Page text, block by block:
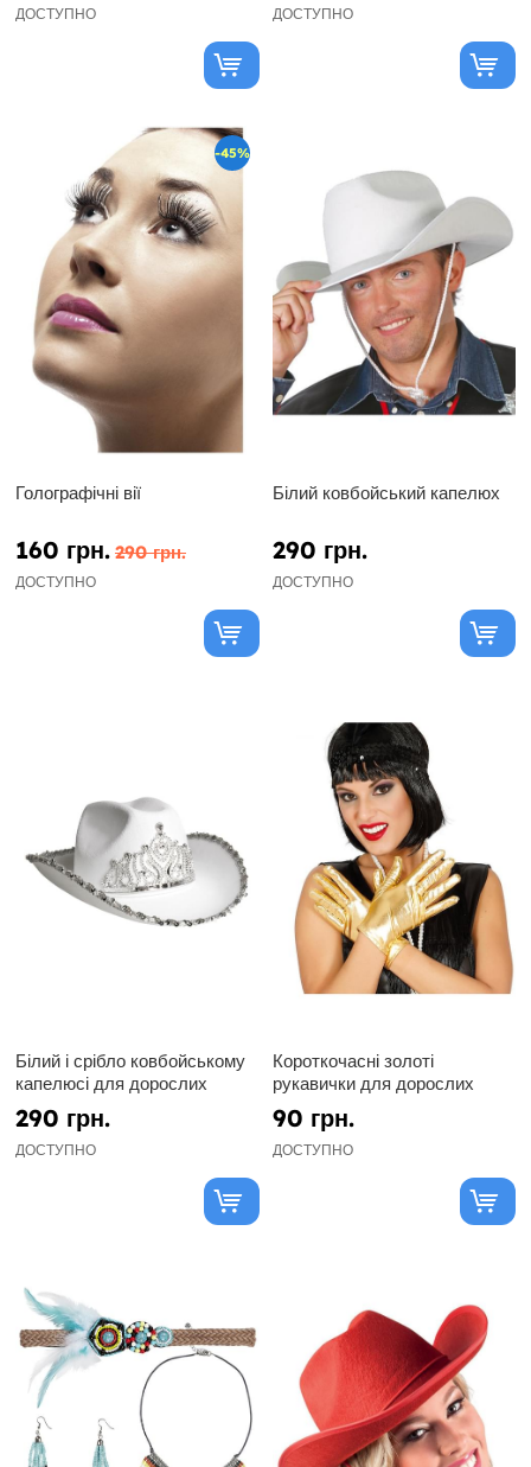
ДОСТУПНО ДОСТУПНО
-45%
Голографічні вії
160 грн. 290 грн.
ДОСТУПНО
Білий ковбойський капелюх
290 грн.
ДОСТУПНО
Білий і срібло ковбойському
капелюсі для дорослих
290 грн.
ДОСТУПНО
Короткочасні золоті
рукавички для дорослих
90 грн.
ДОСТУПНО